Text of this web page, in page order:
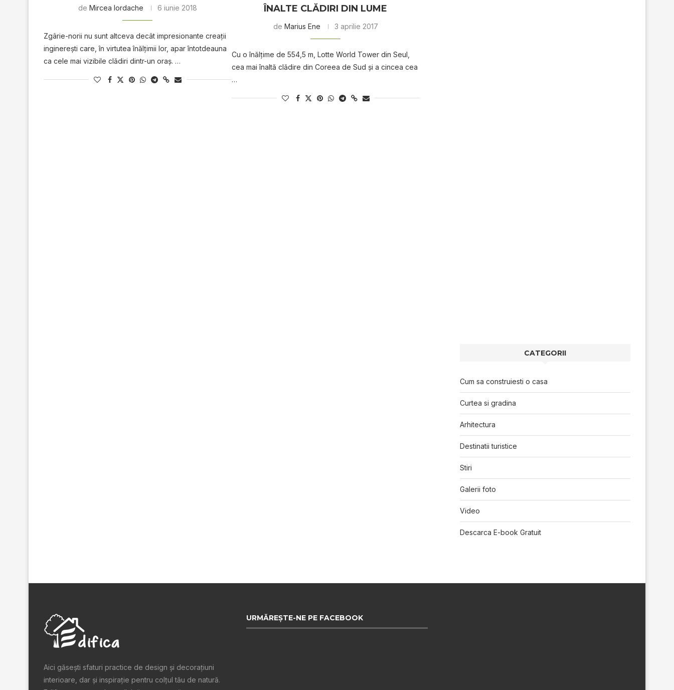
de Mircea Iordache 6 iunie 2018
Zgârie-norii nu sunt altceva decât іmрrеѕіоnаntе сrеаțіі
inginerești саrе, în vіrtutеа înălţіmіі lor, apar întotdeauna
ca сеlе mаі vizibile сlădіrі dіntr-un oraş. …
ÎNALTE CLĂDIRI DIN LUME
de Marius Ene 3 aprilie 2017
Cu o înălţime de 554,5 m, Lotte World Tower din Seul,
cea mai înaltă clădire din Coreea de Sud şi a cincea cea
…
CATEGORII
Cum sa construiesti o casa
Curtea si gradina
Arhitectura
Destinatii turistice
Stiri
Galerii foto
Video
Descarca E-book Gratuit
Aici găsești sfaturi practice de design şi decoraţiuni
interioare, dar și inspiraţie pentru colţul tău de natură.
URMĂREȘTE-NE PE FACEBOOK